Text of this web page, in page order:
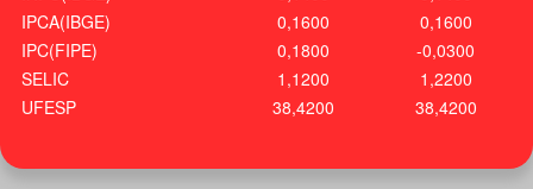
IPCA(IBGE)
0,1600
0,1600
IPC(FIPE)
0,1800
-0,0300
SELIC
1,1200
1,2200
UFESP
38,4200 38,4200